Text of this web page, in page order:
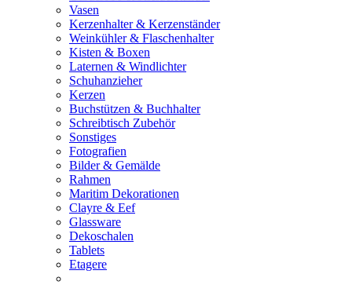
Vasen
Kerzenhalter & Kerzenständer
Weinkühler & Flaschenhalter
Kisten & Boxen
Laternen & Windlichter
Schuhanzieher
Kerzen
Buchstützen & Buchhalter
Schreibtisch Zubehör
Sonstiges
Fotografien
Bilder & Gemälde
Rahmen
Maritim Dekorationen
Clayre & Eef
Glassware
Dekoschalen
Tablets
Etagere